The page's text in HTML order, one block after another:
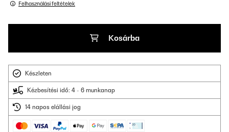
Felhasználási feltételek
Kosárba
Készleten
Kézbesítési idő: 4 - 6 munkanap
14 napos elállási jog